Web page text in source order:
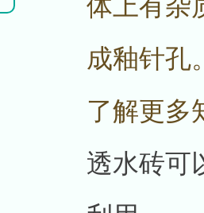
成釉针孔
了解更多
透水砖可